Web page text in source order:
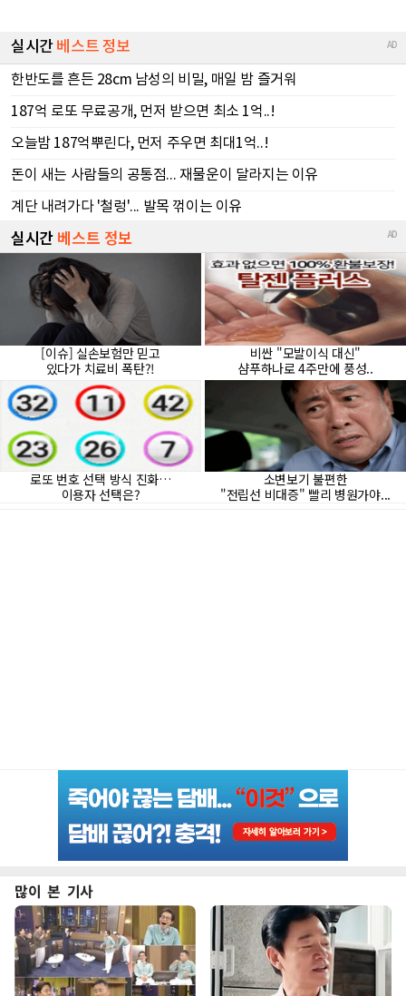
많이 본 기사